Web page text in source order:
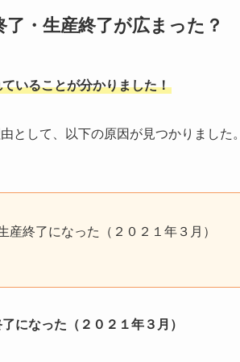
・生産終了が広まった？
いることが分かりました！
として、以下の原因が見つかりました。
終了になった（２０２１年３月）
になった（２０２１年３月）